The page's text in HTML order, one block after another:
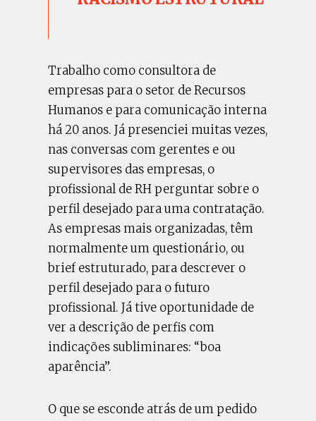
Trabalho como consultora de
empresas para o setor de Recursos
Humanos e para comunicação interna
há 20 anos. Já presenciei muitas vezes,
nas conversas com gerentes e ou
supervisores das empresas, o
profissional de RH perguntar sobre o
perfil desejado para uma contratação.
As empresas mais organizadas, têm
normalmente um questionário, ou
brief estruturado, para descrever o
perfil desejado para o futuro
profissional. Já tive oportunidade de
ver a descrição de perfis com
indicações subliminares: “boa
aparência”.
O que se esconde atrás de um pedido